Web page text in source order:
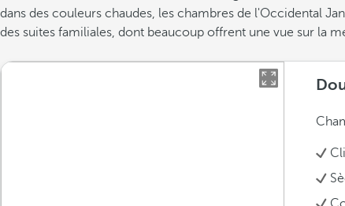
dans des couleurs chaudes, les chambres de l'Occidental
des suites familiales, dont beaucoup offrent une vue sur la